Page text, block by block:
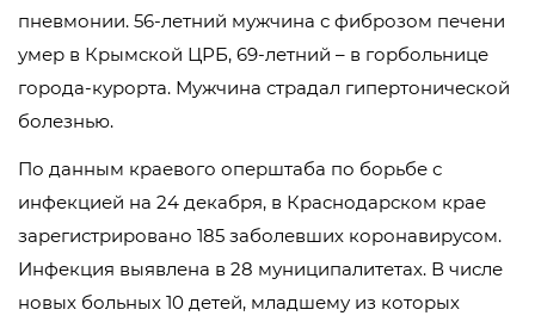
пневмонии. 56-летний мужчина с фиброзом печени
умер в Крымской ЦРБ, 69-летний – в горбольнице
города-курорта. Мужчина страдал гипертонической
болезнью.
По данным краевого оперштаба по борьбе с
инфекцией на 24 декабря, в Краснодарском крае
зарегистрировано 185 заболевших коронавирусом.
Инфекция выявлена в 28 муниципалитетах. В числе
новых больных 10 детей, младшему из которых